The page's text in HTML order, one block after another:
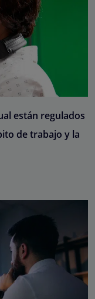
están regulados
de trabajo y la